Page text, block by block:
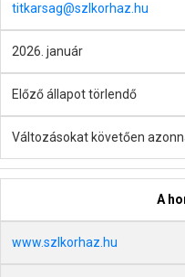
titkarsag@szlkorhaz.hu
2026. január
Előző állapot törlendő
Változásokat követően
A
www.szlkorhaz.hu